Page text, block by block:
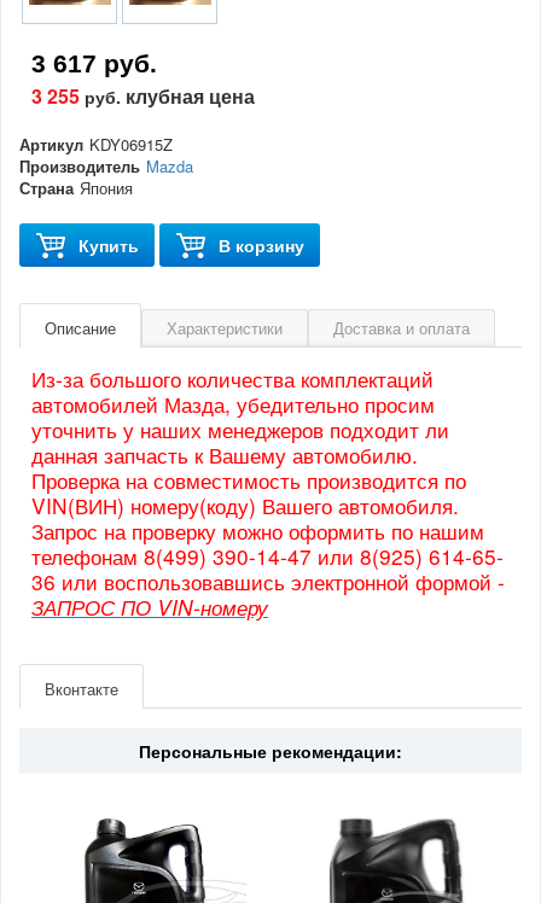
3 617 руб.
3 255 руб. клубная цена
Артикул KDY06915Z
Производитель Mazda
Страна Япония
Купить В корзину
Описание Характеристики Доставка и оплата
Из-за большого количества комплектаций
автомобилей Мазда, убедительно просим
уточнить у наших менеджеров подходит ли
данная запчасть к Вашему автомобилю.
Проверка на совместимость производится по
VIN(ВИН) номеру(коду) Вашего автомобиля.
Запрос на проверку можно оформить по нашим
телефонам 8(499) 390-14-47 или 8(925) 614-65-
36 или воспользовавшись электронной формой -
ЗАПРОС ПО VIN-номеру
Страна Япония
Вконтакте
Персональные рекомендации: